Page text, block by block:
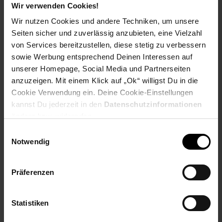
Wir verwenden Cookies!
Wir nutzen Cookies und andere Techniken, um unsere
Seiten sicher und zuverlässig anzubieten, eine Vielzahl
von Services bereitzustellen, diese stetig zu verbessern
sowie Werbung entsprechend Deinen Interessen auf
unserer Homepage, Social Media und Partnerseiten
anzuzeigen. Mit einem Klick auf „Ok“ willigst Du in die
Cookie Verwendung ein. Deine Cookie-Einstellungen
kannst Du jederzeit in den Datenschutzinformationen
Notwendig
Präferenzen
Statistiken
- Der Stuhl bringt klassische Raffinesse und modernen
Komfort harmonisch in Einklang. Mit dem Karomuster zieht er
alle Blicke auf sich und setzt ein dekoratives Statement in
jedem Wohn- oder Essbereich.
- Für besten Sitzkomfort sorgt die weich gepolsterte
Sitzfläche, die auch bei längerem Verweilen ein angenehmes
Gefühl bietet. Die abgerundeten Ecken und Kanten
unterstreichen das sanfte Design und sorgen zugleich für
Maße (ca.):
Höhe: 103 cm
Tiefe: 48 cm
Sitztiefe: 43 cm